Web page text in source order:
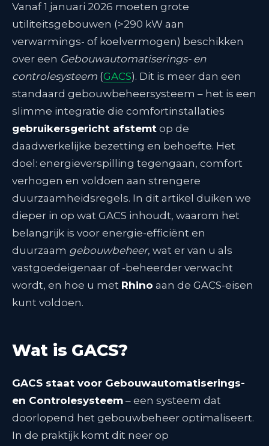
Vanaf 1 januari 2026 moeten grote
utiliteitsgebouwen (>290 kW aan
verwarmings- of koelvermogen) beschikken
over een Gebouwautomatiserings- en
controlesysteem (GACS). Dit is meer dan een
standaard gebouwbeheersysteem – het is een
slimme integratie die comfortinstallaties
gebruikersgericht afstemt op de
daadwerkelijke bezetting en behoefte. Het
doel: energieverspilling tegengaan, comfort
verhogen en voldoen aan strengere
duurzaamheidsregels. In dit artikel duiken we
dieper in op wat GACS inhoudt, waarom het
belangrijk is voor energie-efficiënt en
duurzaam gebouwbeheer, wat er van u als
vastgoedeigenaar of -beheerder verwacht
wordt, en hoe u met Rhino aan de GACS-eisen
kunt voldoen.
Wat is GACS?
GACS staat voor Gebouwautomatiserings-
en Controlesysteem – een systeem dat
doorlopend het gebouwbeheer optimaliseert.
In de praktijk komt dit neer op